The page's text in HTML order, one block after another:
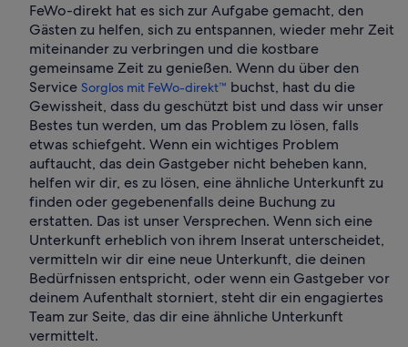
FeWo-direkt hat es sich zur Aufgabe gemacht, den
Gästen zu helfen, sich zu entspannen, wieder mehr Zeit
miteinander zu verbringen und die kostbare
gemeinsame Zeit zu genießen. Wenn du über den
Service Sorglos mit FeWo-direkt™ buchst, hast du die
Gewissheit, dass du geschützt bist und dass wir unser
Bestes tun werden, um das Problem zu lösen, falls
etwas schiefgeht. Wenn ein wichtiges Problem
auftaucht, das dein Gastgeber nicht beheben kann,
helfen wir dir, es zu lösen, eine ähnliche Unterkunft zu
finden oder gegebenenfalls deine Buchung zu
erstatten. Das ist unser Versprechen. Wenn sich eine
Unterkunft erheblich von ihrem Inserat unterscheidet,
vermitteln wir dir eine neue Unterkunft, die deinen
Bedürfnissen entspricht, oder wenn ein Gastgeber vor
deinem Aufenthalt storniert, steht dir ein engagiertes
Team zur Seite, das dir eine ähnliche Unterkunft
vermittelt.